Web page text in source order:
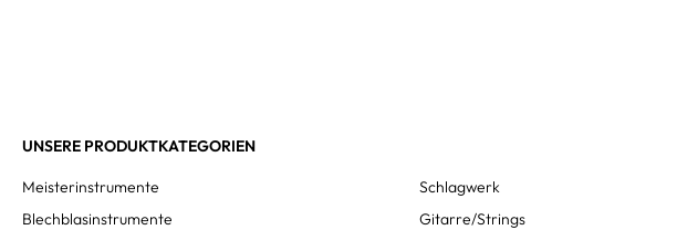
UNSERE PRODUKTKATEGORIEN
Meisterinstrumente
Blechblasinstrumente
Schlagwerk
Gitarre/Strings